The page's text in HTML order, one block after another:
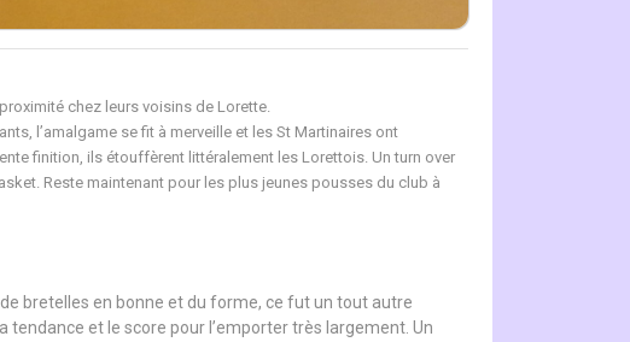
chez leurs voisins de Lorette.
l’amalgame se fit à merveille et les St Martinaires ont
finition, ils étouffèrent littéralement les Lorettois. Un turn over
Reste maintenant pour les plus jeunes pousses du club à
bretelles en bonne et du forme, ce fut un tout autre
et le score pour l’emporter très largement. Un